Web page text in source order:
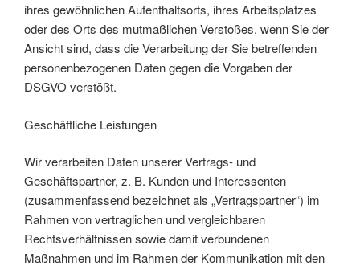
ihres gewöhnlichen Aufenthaltsorts, ihres Arbeitsplatzes
oder des Orts des mutmaßlichen Verstoßes, wenn Sie der
Ansicht sind, dass die Verarbeitung der Sie betreffenden
personenbezogenen Daten gegen die Vorgaben der
DSGVO verstößt.
Geschäftliche Leistungen
Wir verarbeiten Daten unserer Vertrags- und
Geschäftspartner, z. B. Kunden und Interessenten
(zusammenfassend bezeichnet als „Vertragspartner“) im
Rahmen von vertraglichen und vergleichbaren
Rechtsverhältnissen sowie damit verbundenen
Maßnahmen und im Rahmen der Kommunikation mit den